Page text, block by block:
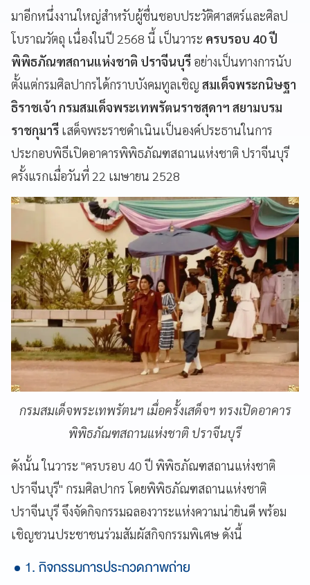
มาอีกหนึ่งงานใหญ่สำหรับผู้ชื่นชอบประวัติศาสตร์และศิลป
โบราณวัตถุ เนื่องในปี 2568 นี้ เป็นวาระ ครบรอบ 40 ปี
พิพิธภัณฑสถานแห่งชาติ ปราจีนบุรี อย่างเป็นทางการนับ
ตั้งแต่กรมศิลปากรได้กราบบังคมทูลเชิญ สมเด็จพระกนิษฐา
ธิราชเจ้า กรมสมเด็จพระเทพรัตนราชสุดาฯ สยามบรม
ราชกุมารี เสด็จพระราชดำเนินเป็นองค์ประธานในการ
ประกอบพิธีเปิดอาคารพิพิธภัณฑสถานแห่งชาติ ปราจีนบุรี
ครั้งแรกเมื่อวันที่ 22 เมษายน 2528
กรมสมเด็จพระเทพรัตนฯ เมื่อครั้งเสด็จฯ ทรงเปิดอาคาร
พิพิธภัณฑสถานแห่งชาติ ปราจีนบุรี
ดังนั้น ในวาระ "ครบรอบ 40 ปี พิพิธภัณฑสถานแห่งชาติ
ปราจีนบุรี" กรมศิลปากร โดยพิพิธภัณฑสถานแห่งชาติ
ปราจีนบุรี จึงจัดกิจกรรมฉลองวาระแห่งความน่ายินดี พร้อม
เชิญชวนประชาชนร่วมสัมผัสกิจกรรมพิเศษ ดังนี้
1. กิจกรรมการประกวดภาพถ่าย